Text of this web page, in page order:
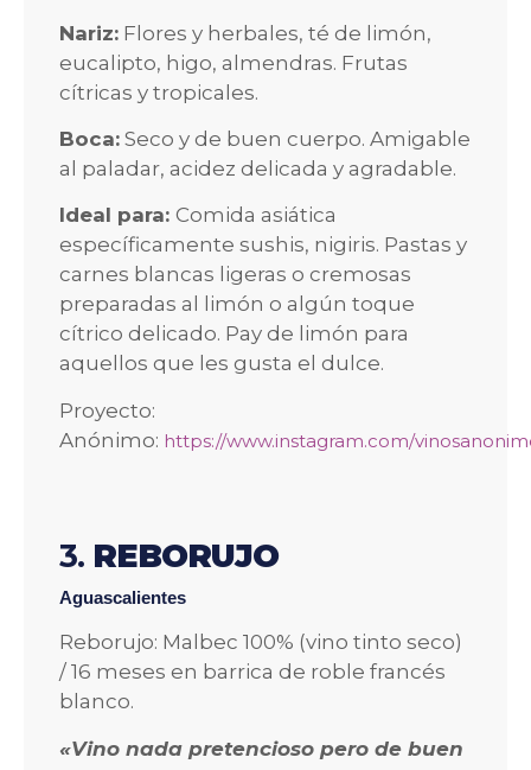
Nariz: Flores y herbales, té de limón,
eucalipto, higo, almendras. Frutas
cítricas y tropicales.
Boca: Seco y de buen cuerpo. Amigable
al paladar, acidez delicada y agradable.
Ideal para: Comida asiática
específicamente sushis, nigiris. Pastas y
carnes blancas ligeras o cremosas
preparadas al limón o algún toque
cítrico delicado. Pay de limón para
aquellos que les gusta el dulce.
Proyecto:
Anónimo: https://www.instagram.com/
3. REBORUJO
Aguascalientes
Reborujo: Malbec 100% (vino tinto seco)
/ 16 meses en barrica de roble francés
blanco.
«Vino nada pretencioso pero de buen